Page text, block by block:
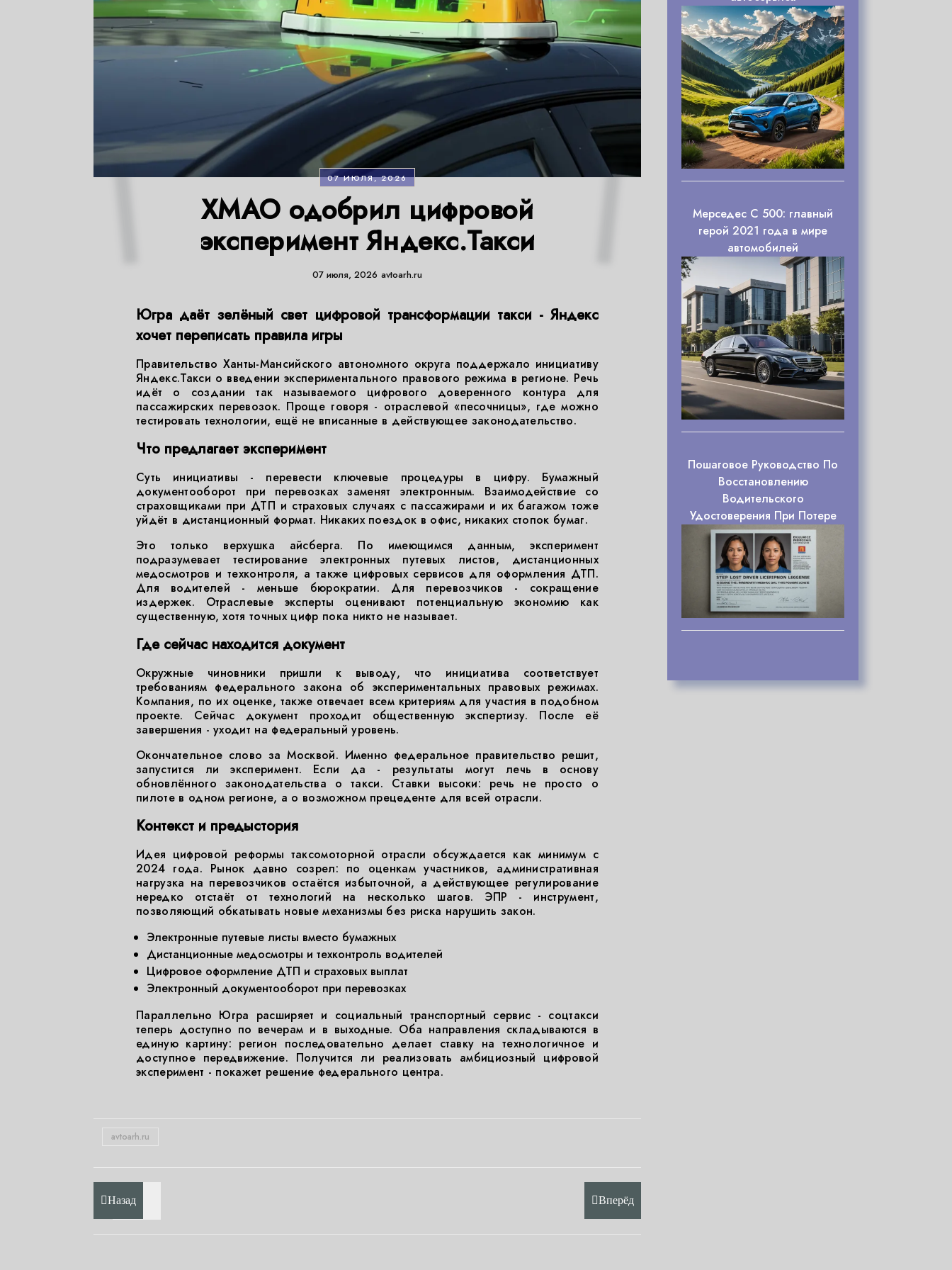
07 ИЮЛЯ, 2026
ХМАО одобрил цифровой
эксперимент Яндекс.Такси
07 июля, 2026 avtoarh.ru
Югра даёт зелёный свет цифровой трансформации такси - Яндекс
хочет переписать правила игры
Правительство Ханты-Мансийского автономного округа поддержало инициативу
Яндекс.Такси о введении экспериментального правового режима в регионе. Речь
идёт о создании так называемого цифрового доверенного контура для
пассажирских перевозок. Проще говоря - отраслевой «песочницы», где можно
тестировать технологии, ещё не вписанные в действующее законодательство.
Что предлагает эксперимент
Суть инициативы - перевести ключевые процедуры в цифру. Бумажный
документооборот при перевозках заменят электронным. Взаимодействие со
страховщиками при ДТП и страховых случаях с пассажирами и их багажом тоже
уйдёт в дистанционный формат. Никаких поездок в офис, никаких стопок бумаг.
Это только верхушка айсберга. По имеющимся данным, эксперимент
подразумевает тестирование электронных путевых листов, дистанционных
медосмотров и техконтроля, а также цифровых сервисов для оформления ДТП.
Для водителей - меньше бюрократии. Для перевозчиков - сокращение
издержек. Отраслевые эксперты оценивают потенциальную экономию как
существенную, хотя точных цифр пока никто не называет.
Где сейчас находится документ
Окружные чиновники пришли к выводу, что инициатива соответствует
требованиям федерального закона об экспериментальных правовых режимах.
Компания, по их оценке, также отвечает всем критериям для участия в подобном
проекте. Сейчас документ проходит общественную экспертизу. После её
завершения - уходит на федеральный уровень.
Окончательное слово за Москвой. Именно федеральное правительство решит,
запустится ли эксперимент. Если да - результаты могут лечь в основу
обновлённого законодательства о такси. Ставки высоки: речь не просто о
пилоте в одном регионе, а о возможном прецеденте для всей отрасли.
Контекст и предыстория
Идея цифровой реформы таксомоторной отрасли обсуждается как минимум с
2024 года. Рынок давно созрел: по оценкам участников, административная
нагрузка на перевозчиков остаётся избыточной, а действующее регулирование
нередко отстаёт от технологий на несколько шагов. ЭПР - инструмент,
позволяющий обкатывать новые механизмы без риска нарушить закон.
Электронные путевые листы вместо бумажных
Дистанционные медосмотры и техконтроль водителей
Цифровое оформление ДТП и страховых выплат
Электронный документооборот при перевозках
Параллельно Югра расширяет и социальный транспортный сервис - соцтакси
теперь доступно по вечерам и в выходные. Оба направления складываются в
единую картину: регион последовательно делает ставку на технологичное и
доступное передвижение. Получится ли реализовать амбициозный цифровой
эксперимент - покажет решение федерального центра.
avtoarh.ru
Назад Вперёд
Мерседес С 500: главный
герой 2021 года в мире
автомобилей
Пошаговое Руководство По
Восстановлению
Водительского
Удостоверения При Потере